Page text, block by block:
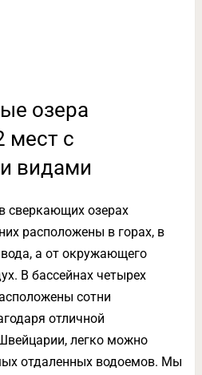
озера
мест с
видами
сверкающих озерах
расположены в горах, в
а от окружающего
В бассейнах четырех
сотни
отличной
легко можно
отдаленных водоемов. Мы